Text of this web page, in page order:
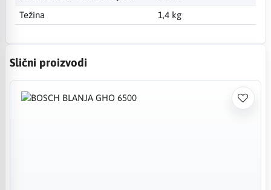
Težina
1,4 kg
Slični proizvodi